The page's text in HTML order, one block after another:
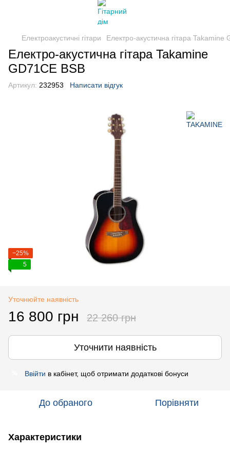
Електроакустичні гітари Електро-акустична гітара Takamine
Електро-акустична гітара Takamine
GD71CE BSB
Артикул: 232953 Написати відгук
−25%
5
Уточнюйте наявність
16 800 грн 22 260 грн
Уточнити наявність
Ввійти в кабінет, щоб отримати додаткові бонуси
До обраного Порівняти
Характеристики